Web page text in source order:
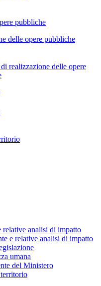
pubbliche
delle opere pubbliche
realizzazione delle opere
analisi di impatto
e relative analisi di impatto
umana
del Ministero